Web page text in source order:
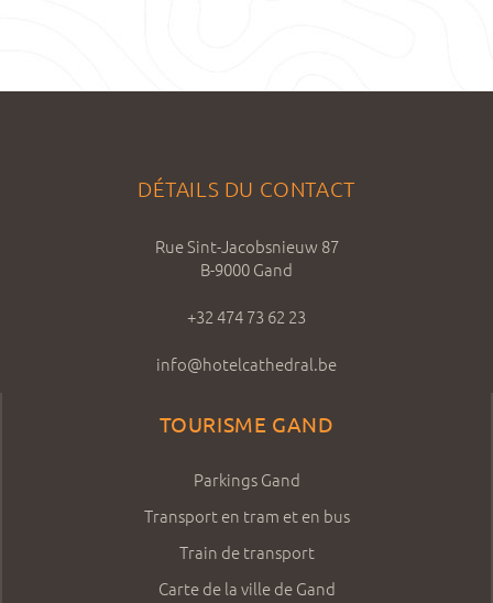
DÉTAILS DU CONTACT
Rue Sint-Jacobsnieuw 87
B-9000 Gand
+32 474 73 62 23
info@hotelcathedral.be
TOURISME GAND
Parkings Gand
Transport en tram et en bus
Train de transport
Carte de la ville de Gand